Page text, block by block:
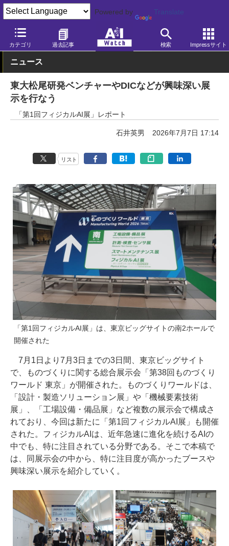
Powered by Translate
カテゴリ 過去記事 検索 Impressサイト
AI Watch AI活用 フィジカル・ロボット
ニュース
東大松尾研発ベンチャーやDICなどが興味深い展
示を行なう
「第1回フィジカルAI展」レポート
石井英男 2026年7月7日 17:14
リスト
「第1回フィジカルAI展」は、東京ビッグサイトの南2ホールで
開催された
7月1日より7月3日までの3日間、東京ビッグサイト
で、ものづくりに関する総合展示会「第38回ものづくり
ワールド 東京」が開催された。ものづくりワールドは、
「設計・製造ソリューション展」や「機械要素技術
展」、「工場設備・備品展」など複数の展示会で構成さ
れており、今回は新たに「第1回フィジカルAI展」も開催
された。フィジカルAIは、近年急速に進化を続けるAIの
中でも、特に注目されている分野である。そこで本稿で
は、同展示会の中から、特に注目度が高かったブースや
興味深い展示を紹介していく。